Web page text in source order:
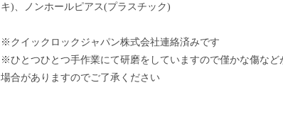
キ)、ノンホールピアス(プラスチック)
※クイックロックジャパン株式会社連絡済みです
※ひとつひとつ手作業にて研磨をしていますので僅かな傷など
場合がありますのでご了承ください